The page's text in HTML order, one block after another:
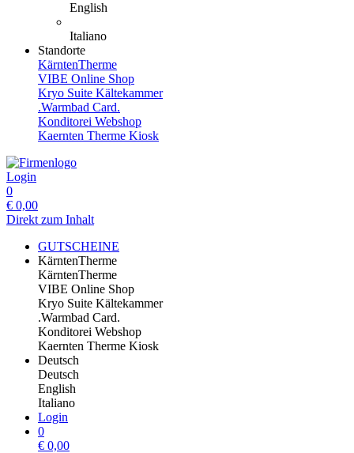
English
Italiano
Standorte
KärntenTherme
VIBE Online Shop
Kryo Suite Kältekammer
.Warmbad Card.
Konditorei Webshop
Kaernten Therme Kiosk
Login
0
€ 0,00
Direkt zum Inhalt
GUTSCHEINE
KärntenTherme
KärntenTherme
VIBE Online Shop
Kryo Suite Kältekammer
.Warmbad Card.
Konditorei Webshop
Kaernten Therme Kiosk
Deutsch
Deutsch
English
Italiano
Login
0
€ 0,00